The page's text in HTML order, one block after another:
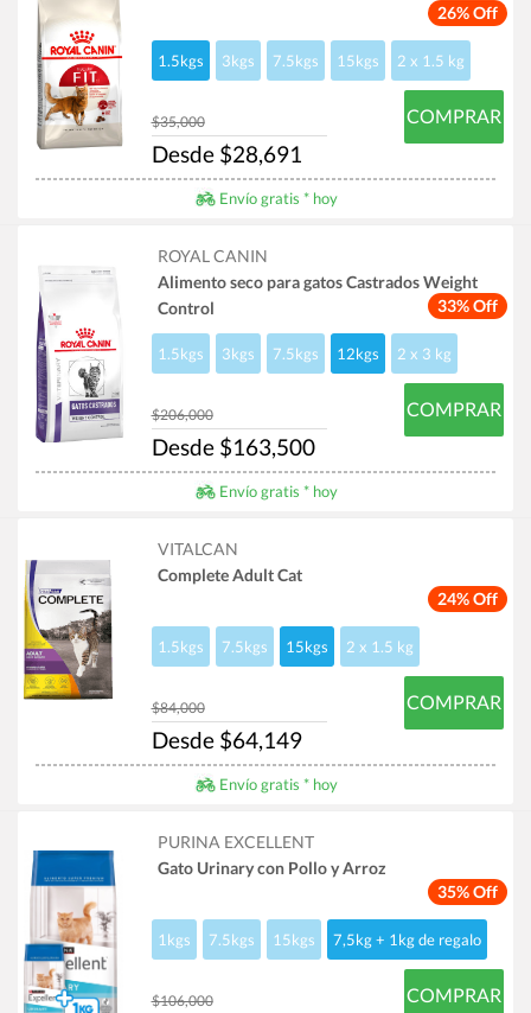
26% Off
1.5kgs 3kgs 7.5kgs 15kgs 2 x 1.5 kg
$35,000
Desde $28,691
COMPRAR
Envío gratis * hoy
33% Off
ROYAL CANIN
Alimento seco para gatos Castrados Weight
Control
1.5kgs 3kgs 7.5kgs 12kgs 2 x 3 kg
$206,000
Desde $163,500
COMPRAR
Envío gratis * hoy
24% Off
VITALCAN
Complete Adult Cat
1.5kgs 7.5kgs 15kgs 2 x 1.5 kg
$84,000
Desde $64,149
COMPRAR
Envío gratis * hoy
35% Off
PURINA EXCELLENT
Gato Urinary con Pollo y Arroz
1kgs 7.5kgs 15kgs 7,5kg + 1kg de regalo
$106,000 COMPRAR